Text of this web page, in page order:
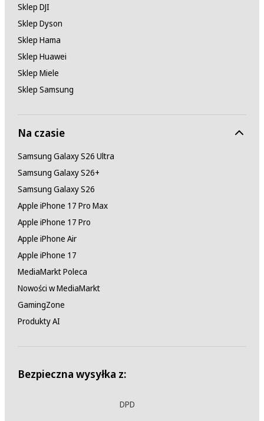
Sklep DJI
Sklep Dyson
Sklep Hama
Sklep Huawei
Sklep Miele
Sklep Samsung
Na czasie
Samsung Galaxy S26 Ultra
Samsung Galaxy S26+
Samsung Galaxy S26
Apple iPhone 17 Pro Max
Apple iPhone 17 Pro
Apple iPhone Air
Apple iPhone 17
MediaMarkt Poleca
Nowości w MediaMarkt
GamingZone
Produkty AI
Bezpieczna wysyłka z:
DPD